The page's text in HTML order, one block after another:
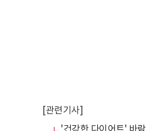
[관련기사]